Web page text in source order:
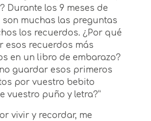
Durante los 9 meses de
son muchas las preguntas
los recuerdos. ¿Por qué
esos recuerdos más
en un libro de embarazo?
guardar esos primeros
por vuestro bebito
vuestro puño y letra?”
vivir y recordar, me